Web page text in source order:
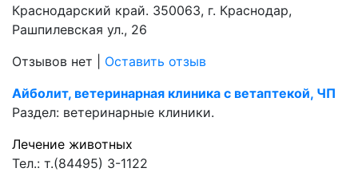
Краснодарский край. 350063, г. Краснодар,
Рашпилевская ул., 26
Отзывов нет
Оставить отзыв
Айболит, ветеринарная клиника с ветаптекой, ЧП
Раздел: ветеринарные клиники.
Лечение животных
Тел.: т.(84495) 3-1122